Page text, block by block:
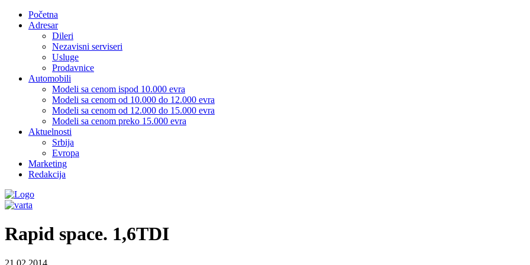
Početna
Adresar
Dileri
Nezavisni serviseri
Usluge
Prodavnice
Automobili
Modeli sa cenom ispod 10.000 evra
Modeli sa cenom od 10.000 do 12.000 evra
Modeli sa cenom od 12.000 do 15.000 evra
Modeli sa cenom preko 15.000 evra
Aktuelnosti
Srbija
Evropa
Marketing
Redakcija
Rapid space. 1,6TDI
21.02.2014.